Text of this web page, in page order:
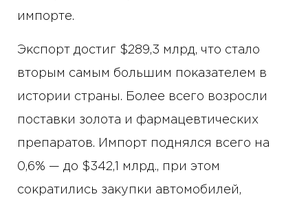
импорте.
Экспорт достиг $289,3 млрд, что стало
вторым самым большим показателем в
истории страны. Более всего возросли
поставки золота и фармацевтических
препаратов. Импорт поднялся всего на
0,6% — до $342,1 млрд., при этом
сократились закупки автомобилей,